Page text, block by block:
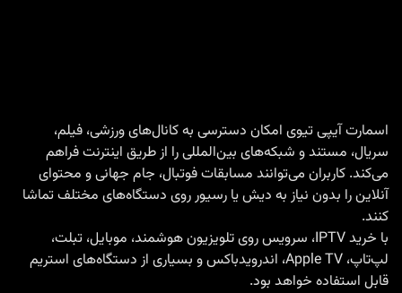
اسمارت آیپی تیوی امکان دسترسی به کانال‌های ورزشی، فیلم،
سریال، مستند و شبکه‌های بین‌المللی را از طریق اینترنت فراهم
می‌کند. کاربران می‌توانند مسابقات فوتبال، جام جهانی و محتوای
آنلاین را بدون نیاز به دیش یا رسیور روی دستگاه‌های مختلف تماشا
کنند.
با خرید IPTV
، سرویس روی تلویزیون هوشمند، موبایل، تبلت،
لپ‌تاپ، Apple TV، اندرویدباکس و بسیاری از دستگاه‌های استریم
قابل استفاده خواهد بود.